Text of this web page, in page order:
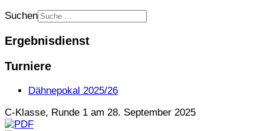
Suchen
Ergebnisdienst
Turniere
Dähnepokal 2025/26
C-Klasse, Runde 1 am 28. September 2025